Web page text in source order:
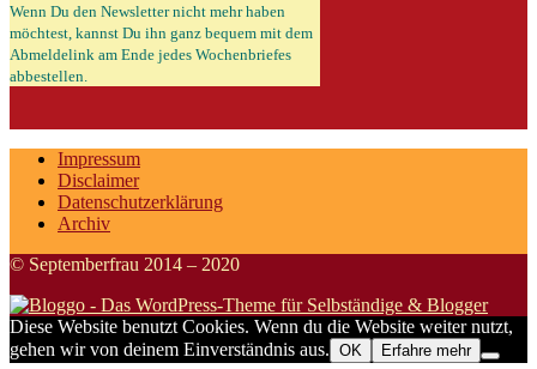
Wenn Du den Newsletter nicht mehr haben
möchtest, kannst Du ihn ganz bequem mit dem
Abmeldelink am Ende jedes Wochenbriefes
abbestellen.
Impressum
Disclaimer
Datenschutzerklärung
Archiv
© Septemberfrau 2014 – 2020
Diese Website benutzt Cookies. Wenn du die Website weiter nutzt,
gehen wir von deinem Einverständnis aus. OK Erfahre mehr